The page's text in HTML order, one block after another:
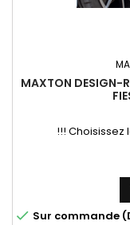
MAXTON DESIGN-
!!!
 Sur commande